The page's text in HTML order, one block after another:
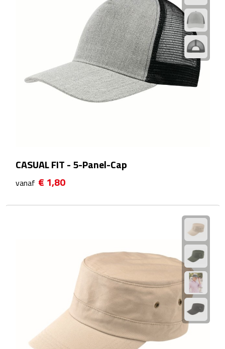
Drinkglazen
Glazen & karaffen
Cocktailglazen
Wijnglazen
Kopjes & Mokken
Mokken
CASUAL FIT - 5-Panel-Cap
vanaf € 1,80